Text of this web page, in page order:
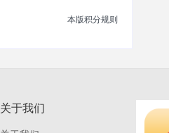
本版积分规则
关于我们